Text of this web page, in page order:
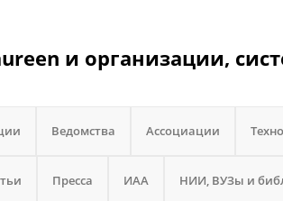
и организации,
Ведомства Ассоциации
Пресса ИАА НИИ, ВУЗы и